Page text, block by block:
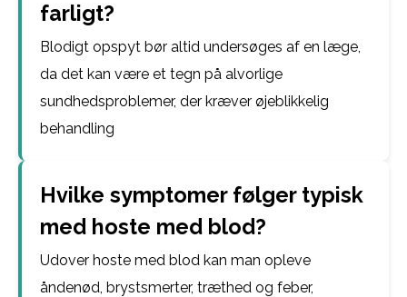
farligt?
Blodigt opspyt bør altid undersøges af en læge,
da det kan være et tegn på alvorlige
sundhedsproblemer, der kræver øjeblikkelig
behandling
Hvilke symptomer følger typisk
med hoste med blod?
Udover hoste med blod kan man opleve
åndenød, brystsmerter, træthed og feber,